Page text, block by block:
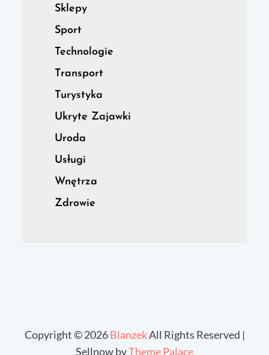
Sklepy
Sport
Technologie
Transport
Turystyka
Ukryte Zajawki
Uroda
Usługi
Wnętrza
Zdrowie
Copyright © 2026BlanzekAll Rights Reserved |
Sellnow byTheme Palace